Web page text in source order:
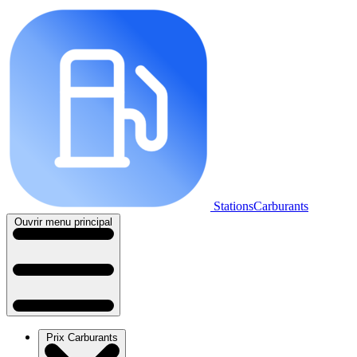
StationsCarburants
Ouvrir menu principal
Prix Carburants